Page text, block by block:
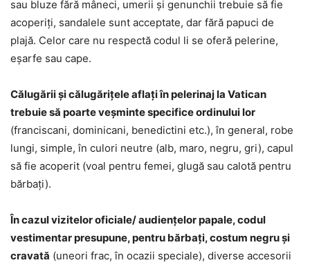
sau bluze fără mâneci, umerii și genunchii trebuie să fie
acoperiți, sandalele sunt acceptate, dar fără papuci de
plajă. Celor care nu respectă codul li se oferă pelerine,
eșarfe sau cape.
Călugării și călugărițele aflaţi în pelerinaj la Vatican
trebuie să poarte veșminte specifice ordinului lor
(franciscani, dominicani, benedictini etc.), în general, robe
lungi, simple, în culori neutre (alb, maro, negru, gri), capul
să fie acoperit (voal pentru femei, glugă sau calotă pentru
bărbați).
În cazul vizitelor oficiale/ audiențelor papale, codul
vestimentar presupune, pentru bărbaţi, costum negru și
cravată (uneori frac, în ocazii speciale), diverse accesorii